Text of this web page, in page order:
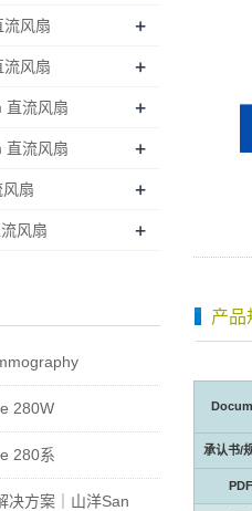
产品
承认书/
PDF
风扇 +
风扇 +
直流风扇 +
直流风扇 +
扇 +
风扇 +
280W
280系
决方案｜山洋San